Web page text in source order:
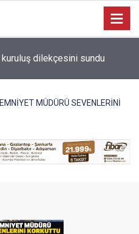
EMNİYET MÜDÜRÜ SEVENLERİNİ